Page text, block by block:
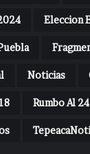
Eleccion
Noticias
Rumbo Al 24